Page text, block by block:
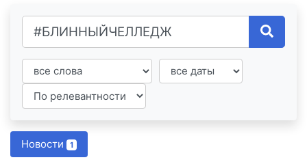
Новости 1